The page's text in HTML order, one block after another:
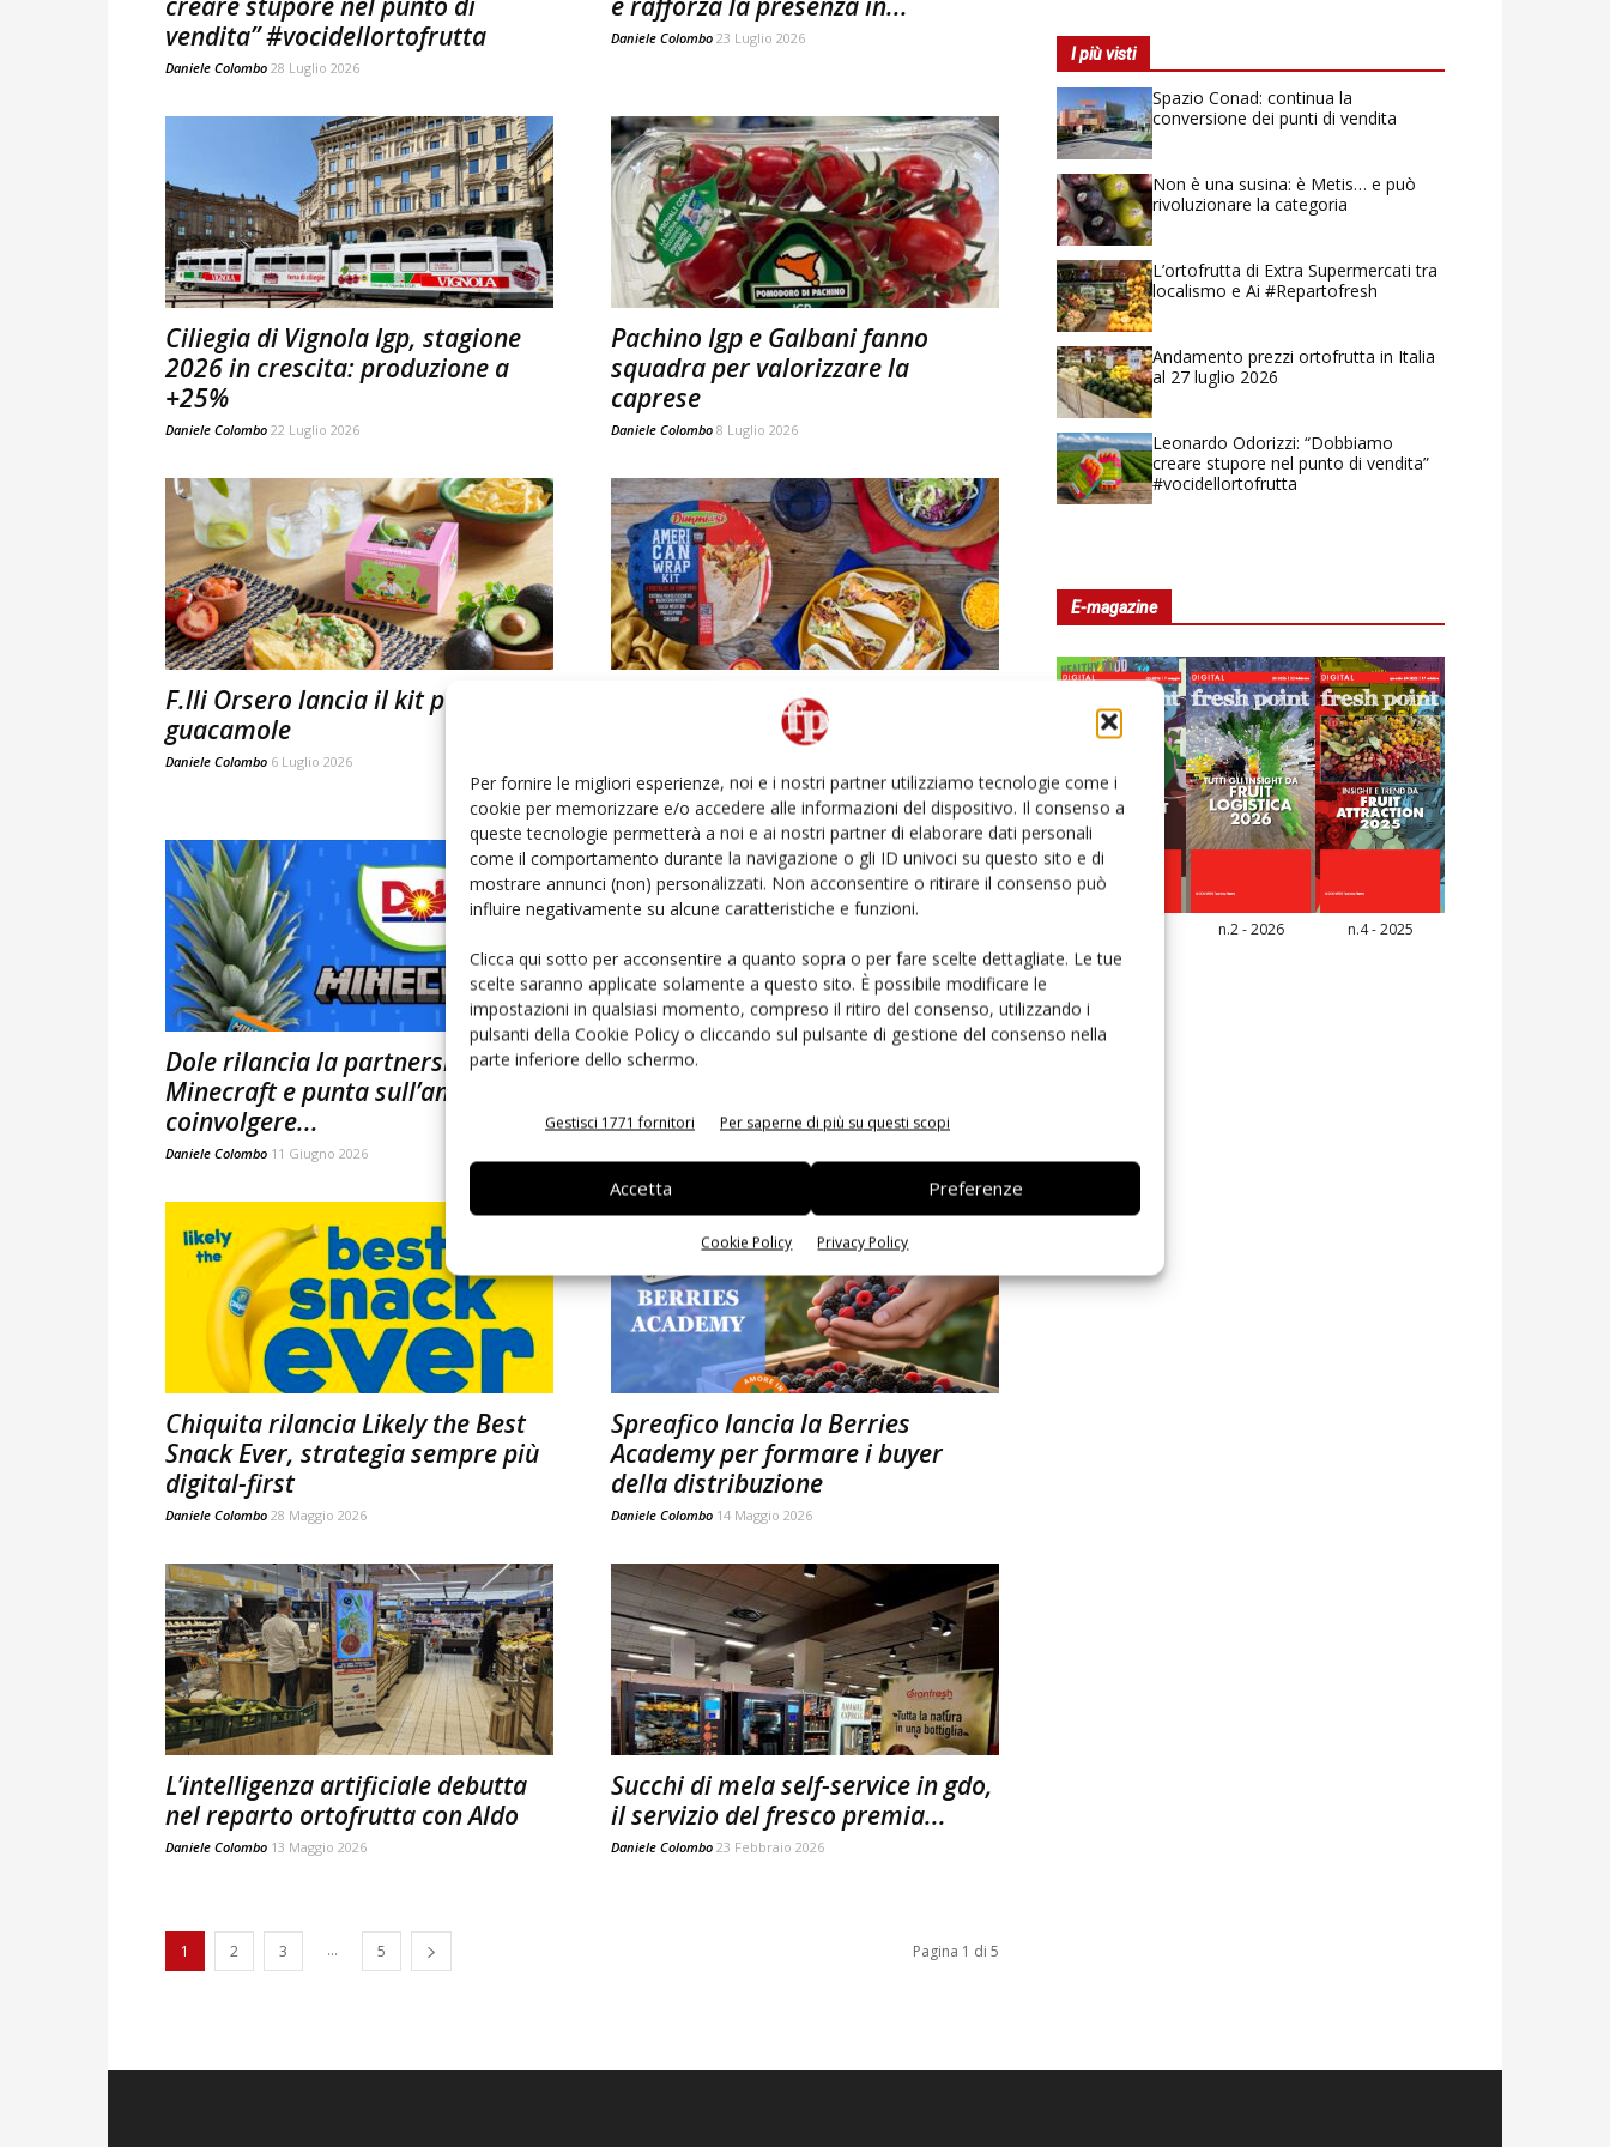
Per fornire le migliori esperienze, noi e i nostri partner utilizziamo tecnologie come i
cookie per memorizzare e/o accedere alle informazioni del dispositivo. Il consenso a
queste tecnologie permetterà a noi e ai nostri partner di elaborare dati personali
come il comportamento durante la navigazione o gli ID univoci su questo sito e di
mostrare annunci (non) personalizzati. Non acconsentire o ritirare il consenso può
influire negativamente su alcune caratteristiche e funzioni.
Clicca qui sotto per acconsentire a quanto sopra o per fare scelte dettagliate. Le tue
scelte saranno applicate solamente a questo sito. È possibile modificare le
impostazioni in qualsiasi momento, compreso il ritiro del consenso, utilizzando i
pulsanti della Cookie Policy o cliccando sul pulsante di gestione del consenso nella
parte inferiore dello schermo.
Gestisci 1771 fornitori Per saperne di più su questi scopi
Accetta Preferenze
Cookie Policy Privacy Policy
vendita” #vocidellortofrutta
Daniele Colombo 28 Luglio 2026
Daniele Colombo 23 Luglio 2026
Ciliegia di Vignola Igp, stagione
2026 in crescita: produzione a
+25%
Daniele Colombo 22 Luglio 2026
Pachino Igp e Galbani fanno
squadra per valorizzare la
caprese
Daniele Colombo 8 Luglio 2026
F.lli Orsero lancia il kit per il
guacamole
Daniele Colombo 6 Luglio 2026
DimmidiSì porta lo street food sul
palco dei grandi concerti
Daniele Colombo 3 Luglio 2026
Dole rilancia la partnership con
Minecraft e punta sull’ananas per
coinvolgere...
Daniele Colombo 11 Giugno 2026
Metis apre la campagna 2026:
Daniele Colombo 29 Maggio 2026
Chiquita rilancia Likely the Best
Snack Ever, strategia sempre più
digital-first
Daniele Colombo 28 Maggio 2026
Spreafico lancia la Berries
Academy per formare i buyer
della distribuzione
Daniele Colombo 14 Maggio 2026
L’intelligenza artificiale debutta
nel reparto ortofrutta con Aldo
Daniele Colombo 13 Maggio 2026
Succhi di mela self-service in gdo,
il servizio del fresco premia...
Daniele Colombo 23 Febbraio 2026
1 2 3 ... 5 Pagina 1 di 5
I più visti
Spazio Conad: continua la
conversione dei punti di vendita
Non è una susina: è Metis… e può
rivoluzionare la categoria
L’ortofrutta di Extra Supermercati tra
localismo e Ai #Repartofresh
Andamento prezzi ortofrutta in Italia
al 27 luglio 2026
Leonardo Odorizzi: “Dobbiamo
creare stupore nel punto di vendita”
#vocidellortofrutta
E-magazine
n.2 - 2026 n.4 - 2025
Edicola Web